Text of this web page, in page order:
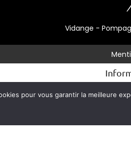
Vidange -
et sanitaires à La Tour du Pin
pour vous garantir la meilleure